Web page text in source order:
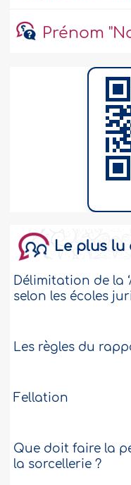
Prénom
Le plus lu
Délimitation de la
selon les écoles
Les règles du
Fellation
Que doit faire la
la sorcellerie ?